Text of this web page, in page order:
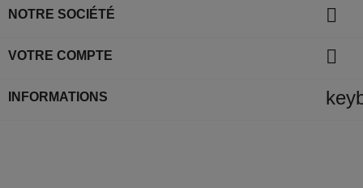
NOTRE SOCIÉTÉ 
VOTRE COMPTE 
INFORMATIONS